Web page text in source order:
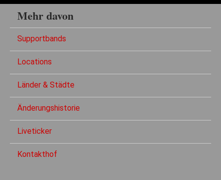
Mehr davon
Supportbands
Locations
Länder & Städte
Änderungshistorie
Liveticker
Kontakthof